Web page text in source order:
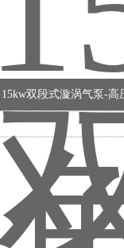
15kw双段式漩涡气泵-高